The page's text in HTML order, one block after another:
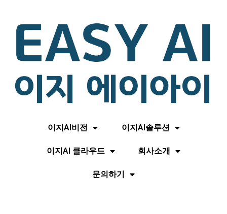
이지AI비전 이지AI솔루션
이지AI 클라우드 회사소개
문의하기